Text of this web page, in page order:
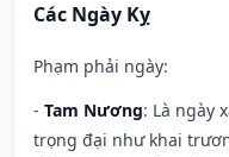
Các Ngày Kỵ
Phạm phải ngày:
- Tam Nương: Là ngày
trọng đại như khai